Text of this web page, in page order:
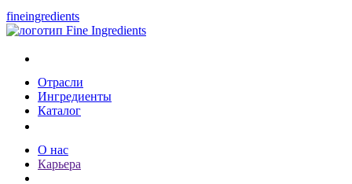
fineingredients
Отрасли
Ингредиенты
Каталог
О нас
Карьера